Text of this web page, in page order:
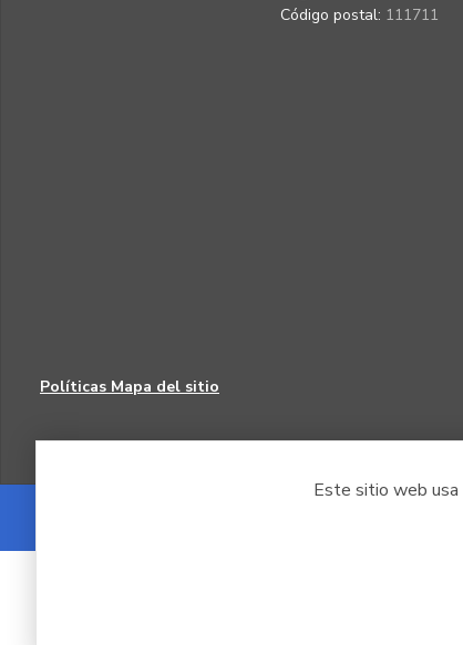
Este sitio web usa
Código postal: 111711
Políticas Mapa del sitio